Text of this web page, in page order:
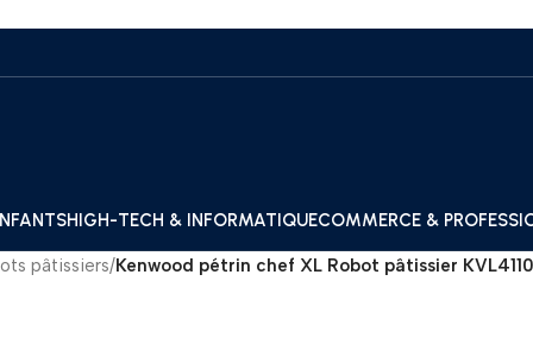
HIGH-TECH & INFORMATIQUECOMMERCE &
pâtissiers/Kenwood pétrin chef XL Robot pâtissier